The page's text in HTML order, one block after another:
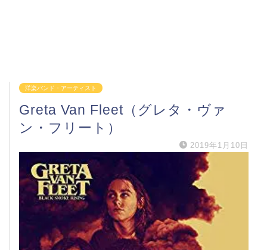
洋楽バンド・アーティスト
Greta Van Fleet（グレタ・ヴァ
ン・フリート）
2019年1月10日